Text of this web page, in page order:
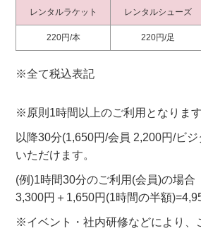
レンタルラケット レンタルシューズ
220円/本 220円/足
※全て税込表記
※原則1時間以上のご利用となります
以降30分(1,650円/会員 2,200円/ビ
いただけます。
(例)1時間30分のご利用(会員)の場合
3,300円＋1,650円(1時間の半額
※イベント・社内研修などにより、